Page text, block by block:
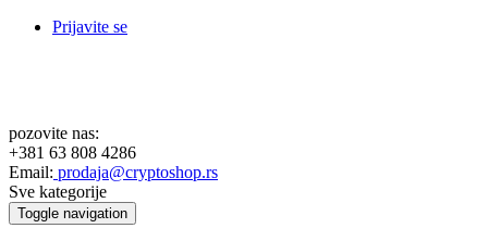
Prijavite se
pozovite nas:
+381 63 808 4286
Email: prodaja@cryptoshop.rs
Sve kategorije
Toggle navigation